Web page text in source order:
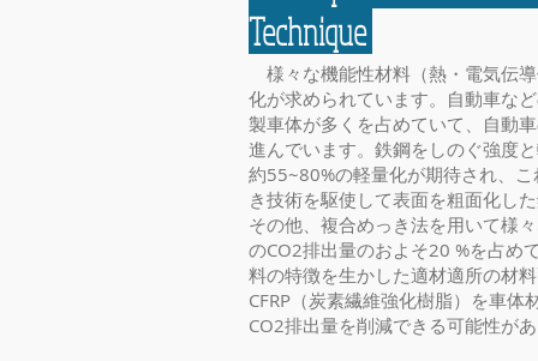
Technique
様々な機能性材料（熱・電気伝
化が求められています。自動車な
製車体が多くを占めていて、自動
進んでいます。鉄鋼をしのぐ強度
約55~80%の軽量化が期待され、
き技術を駆使して表面を粗面化し
その他、複合めっき法を用いて様
のCO2排出量のおよそ20 %を占め
料の特徴を生かした適材適所の材
CFRP（炭素繊維強化樹脂）を車
CO2排出量を削減できる可能性が